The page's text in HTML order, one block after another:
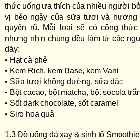
thức uống ưa thích của nhiều người
vị béo ngậy của sữa tươi và hương
quyến rũ. Mỗi loại sẽ có công
nhưng nhìn chung đều làm từ các
đây:
• Hạt cà phê
• Kem Rich, kem Base, kem Vani
• Sữa tươi không đường, sữa đặc
• Bột cacao, bột matcha, bột socola
• Sốt dark chocolate, sốt caramel
• Siro hoa quả
1.3 Đồ uống đá xay & sinh tố